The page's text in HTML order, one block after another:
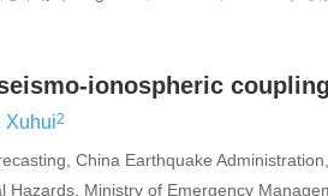
ionospheric
Xuhui2
China Earthquake
Hazards, Ministry of Emergency